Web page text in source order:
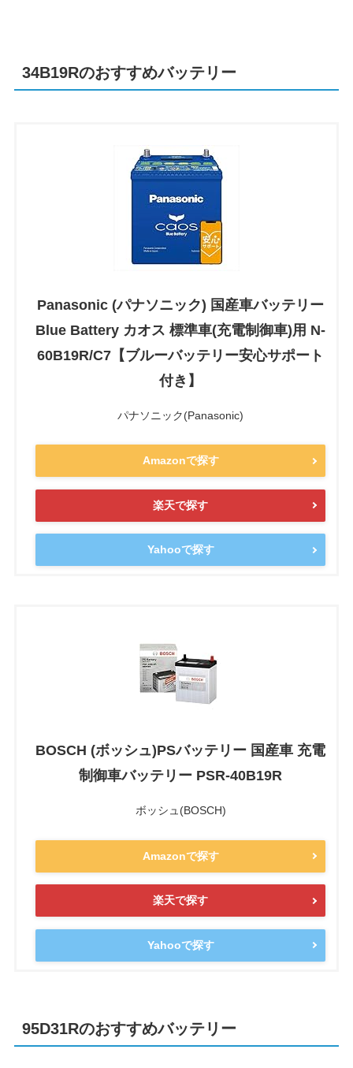
34B19Rのおすすめバッテリー
Panasonic (パナソニック) 国産車バッテリー
Blue Battery カオス 標準車(充電制御車)用 N-
60B19R/C7【ブルーバッテリー安心サポート
付き】
パナソニック(Panasonic)
Amazonで探す
楽天で探す
Yahooで探す
BOSCH (ボッシュ)PSバッテリー 国産車 充電
制御車バッテリー PSR-40B19R
ボッシュ(BOSCH)
Amazonで探す
楽天で探す
Yahooで探す
95D31Rのおすすめバッテリー